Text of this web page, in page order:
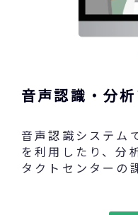
音声認識・分
音声認識システム
を利用したり、分
タクトセンターの